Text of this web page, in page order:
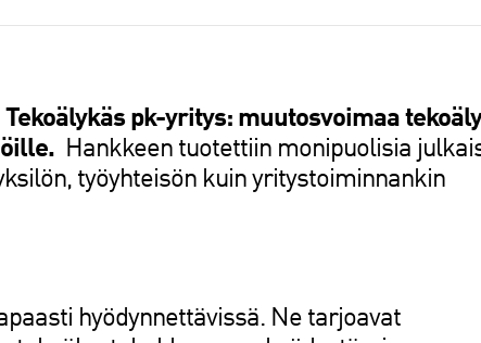
Tekoälykäs pk-yritys: muutosvoimaa
Hankkeen tuotettiin monipuolisia
työyhteisön kuin yritystoiminnankin
hyödynnettävissä. Ne tarjoavat